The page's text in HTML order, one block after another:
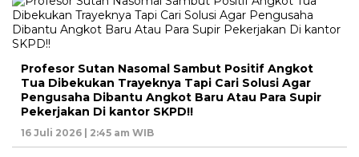
Profesor Sutan Nasomal Sambut Positif Angkot
Tua Dibekukan Trayeknya Tapi Cari Solusi Agar
Pengusaha Dibantu Angkot Baru Atau Para Supir
Pekerjakan Di kantor SKPD!!
16 Juli 2026 | 2:45 am WIB